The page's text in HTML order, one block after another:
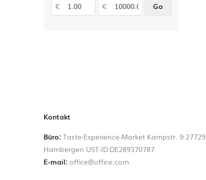
€ € Go
Kontakt
Büro: Taste-Experience-Market Kampstr. 9 27729
Hambergen UST-ID:DE289370787
E-mail: office@office.com